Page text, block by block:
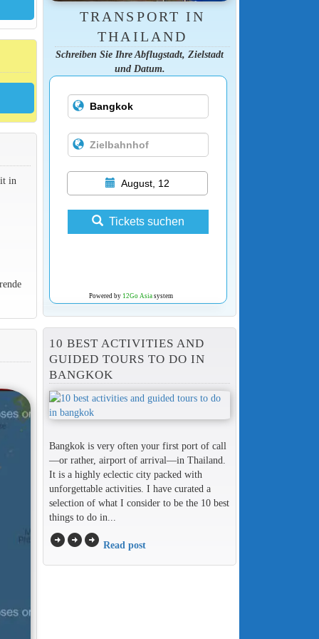
in
TRANSPORT IN
THAILAND
Schreiben Sie Ihre Abflugstadt, Zielstadt
und Datum.
August, 12
Tickets suchen
Powered by 12Go Asiasystem
10 BEST ACTIVITIES AND
GUIDED TOURS TO DO IN
BANGKOK
Bangkok is very often your first port of call
—or rather, airport of arrival—in Thailand.
It is a highly eclectic city packed with
unforgettable activities. I have curated a
selection of what I consider to be the 10 best
things to do in...
arrow_circle_rightarrow_circle_rightarrow_circle_right Read post